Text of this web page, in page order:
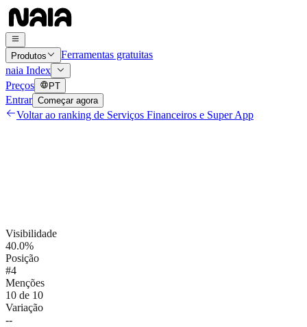
Produtos
Ferramentas gratuitas
naia Index
Preços
PT
Entrar Começar agora
Voltar ao ranking de Serviços Financeiros e Super App
Visibilidade
40.0%
Posição
#4
Menções
10 de 10
Variação
--